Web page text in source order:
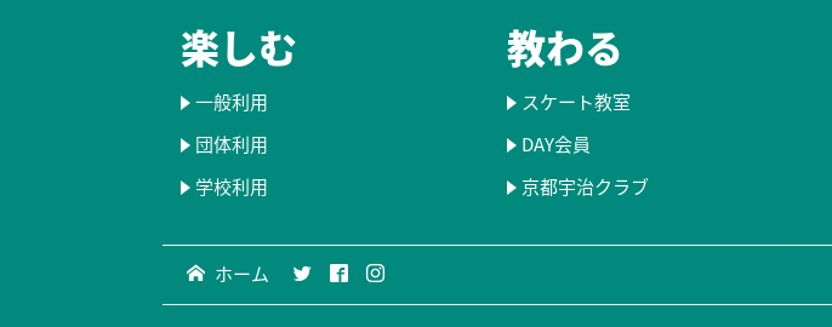
楽しむ
一般利用
団体利用
学校利用
教わる
スケート教室
DAY会員
京都宇治クラブ
ホーム